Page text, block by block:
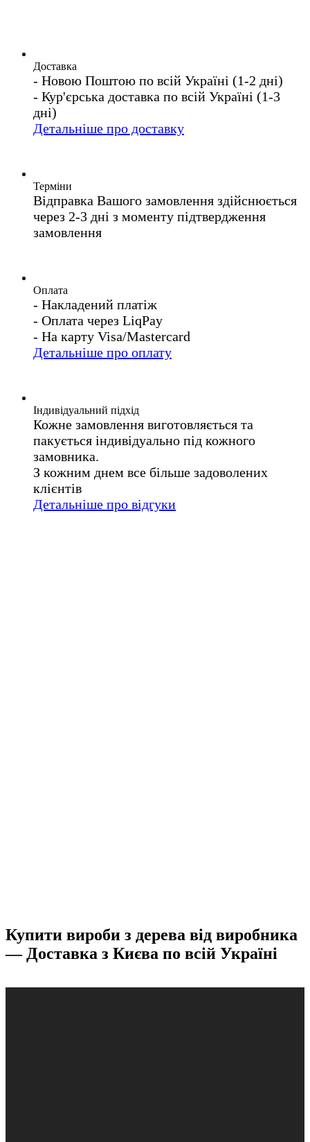
Доставка
- Новою Поштою по всій Україні (1-2 дні)
- Кур'єрська доставка по всій Україні (1-3
дні)
Детальніше про доставку
Терміни
Відправка Вашого замовлення здійснюється
через 2-3 дні з моменту підтвердження
замовлення
Оплата
- Накладений платіж
- Оплата через LiqPay
- На карту Visa/Mastercard
Детальніше про оплату
Індивідуальний підхід
Кожне замовлення виготовляється та
пакується індивідуально під кожного
замовника.
З кожним днем все більше задоволених
клієнтів
Детальніше про відгуки
Купити вироби з дерева від виробника
— Доставка з Києва по всій Україні